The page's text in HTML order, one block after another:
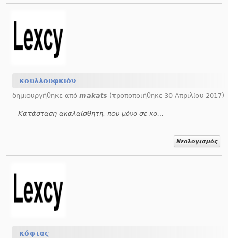
κουλλουφκιόν
δημιουργήθηκε απόmakats (τροποποιήθηκε 30 Απριλίου 2017)
Κατάσταση ακαλαίσθητη, που μόνο σε κούλλουφο ταιριάζει, γυφταριό.
Νεολογισμός
κόφτας